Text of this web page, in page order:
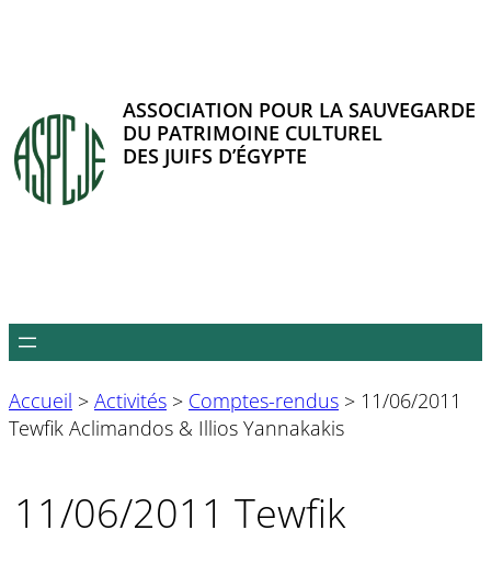
ASSOCIATION POUR LA SAUVEGARDE
DU PATRIMOINE CULTUREL
DES JUIFS D’ÉGYPTE
Accueil > Activités > Comptes-rendus > 11/06/2011
Tewfik Aclimandos & Illios Yannakakis
11/06/2011 Tewfik